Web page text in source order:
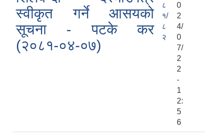
स्वीकृत गर्ने आसयको
सूचना - पटके कर
(२०८१-०४-०७)
८
१/
८
२
0
2
4/
0
7/
2
2
-
1
2:
5
6